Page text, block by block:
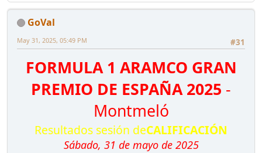
GoVal
#31
May 31, 2025, 05:49 PM
FORMULA 1 ARAMCO GRAN
PREMIO DE ESPAÑA 2025 -
Montmeló
Resultados sesión deCALIFICACIÓN
Sábado, 31 de mayo de 2025